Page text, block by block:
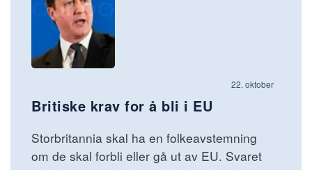
22. oktober
Britiske krav for å bli i EU
Storbritannia skal ha en folkeavstemning
om de skal forbli eller gå ut av EU. Svaret